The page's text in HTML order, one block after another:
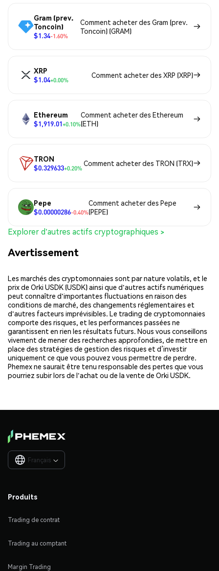
Gram (prev.
Toncoin)
$1.34-1.60%
Comment acheter des Gram (prev.
Toncoin) (GRAM)
XRP
$1.04+0.00%
Comment acheter des XRP (XRP)
Ethereum
$1,919.01+0.10%
Comment acheter des Ethereum
(ETH)
TRON
$0.329633+0.20%
Comment acheter des TRON (TRX)
Pepe
$0.00000286-0.40%
Comment acheter des Pepe
(PEPE)
Explorer d'autres actifs cryptographiques >
Avertissement
Les marchés des cryptomonnaies sont par nature volatils, et le
prix de Orki USDK (USDK) ainsi que d'autres actifs numériques
peut connaître d'importantes fluctuations en raison des
conditions de marché, des changements réglementaires et
d'autres facteurs imprévisibles. Le trading de cryptomonnaies
comporte des risques, et les performances passées ne
garantissent en rien les résultats futurs. Nous vous conseillons
vivement de mener des recherches approfondies, de mettre en
place des stratégies de gestion des risques et d’investir
uniquement ce que vous pouvez vous permettre de perdre.
Phemex ne saurait être tenu responsable des pertes que vous
pourriez subir lors de l'achat ou de la vente de Orki USDK.
Français 
Produits
Trading de contrat
Trading au comptant
Margin Trading